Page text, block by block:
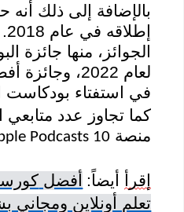
بالإضافة إلى ذلك أنه
الجوائز، منها جائزة
لعام 2022، وجائزة أفضل
في استفتاء بودكاست
كما تجاوز عدد متابعي
منصة Podcasts 10
إقرأ أيضاً: أفضل
تعلم أونلاين ومجاني